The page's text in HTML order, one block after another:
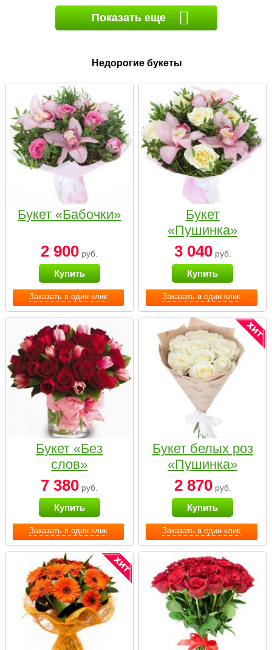
Показать еще
Недорогие букеты
Заказать в один клик
Букет «Бабочки»
2 900 руб.
Купить
Заказать в один клик
Букет
«Пушинка»
3 040руб.
Купить
Заказать в один клик
Букет «Без
слов»
7 380 руб.
Купить
Заказать в один клик
Букет белых роз
«Пушинка»
2 870руб.
Купить